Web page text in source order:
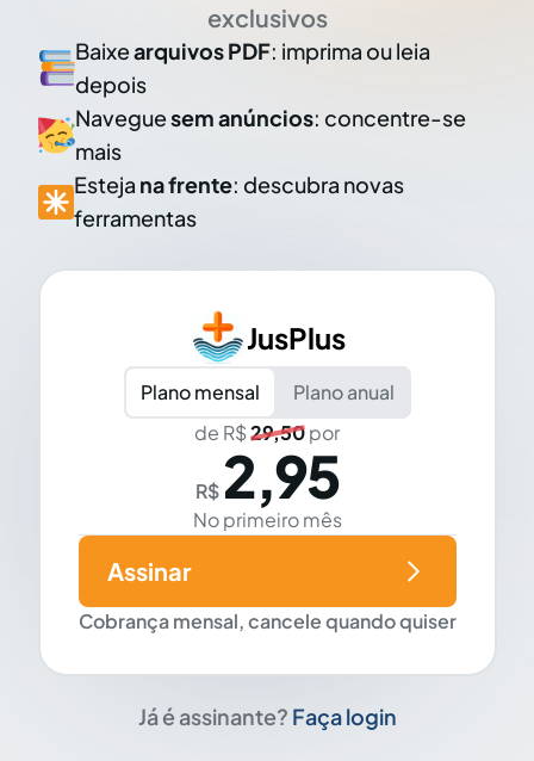
exclusivos
Baixearquivos PDF: imprima ou leia
depois
Naveguesem anúncios: concentre-se
mais
Esteja na frente: descubra novas
ferramentas
JusPlus
Plano mensal
Plano anual
de R$29,50por
R$ 2,95
No primeiro mês
Cobrança mensal, cancele quando quiser
Assinar
Já é assinante? Faça login